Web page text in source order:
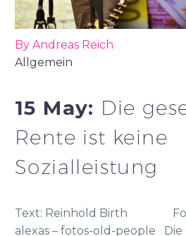
By Andreas Reich
Allgemein
15 May: Die
Rente ist keine
Sozialleistung
Text: Reinhold Birth
alexas – fotos-old-people